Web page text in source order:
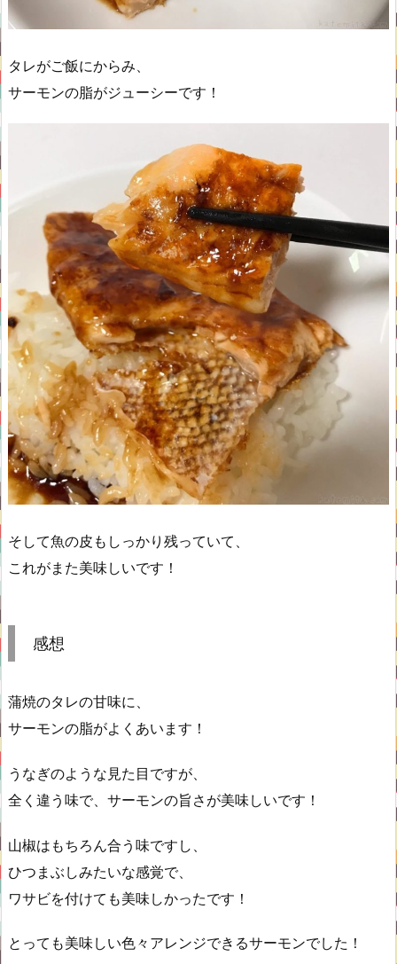
タレがご飯にからみ、
サーモンの脂がジューシーです！
そして魚の皮もしっかり残っていて、
これがまた美味しいです！
感想
蒲焼のタレの甘味に、
サーモンの脂がよくあいます！
うなぎのような見た目ですが、
全く違う味で、サーモンの旨さが美味しいです！
山椒はもちろん合う味ですし、
ひつまぶしみたいな感覚で、
ワサビを付けても美味しかったです！
とっても美味しい色々アレンジできるサーモンでした！